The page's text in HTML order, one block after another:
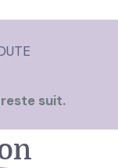
suit.